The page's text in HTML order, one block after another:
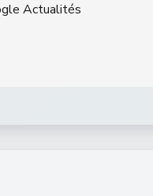
Actualités